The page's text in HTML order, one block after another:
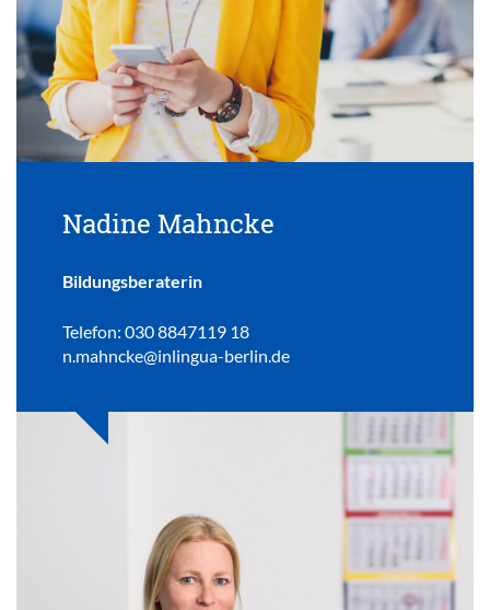
Nadine Mahncke
Bildungsberaterin
Telefon: 030 8847119 18
n.mahncke@inlingua-berlin.de